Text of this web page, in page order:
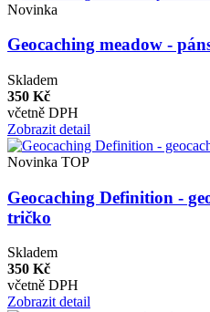
Novinka
Geocaching meadow -
Skladem
350 Kč
včetně DPH
Zobrazit detail
Novinka TOP
Geocaching Definition -
tričko
Skladem
350 Kč
včetně DPH
Zobrazit detail